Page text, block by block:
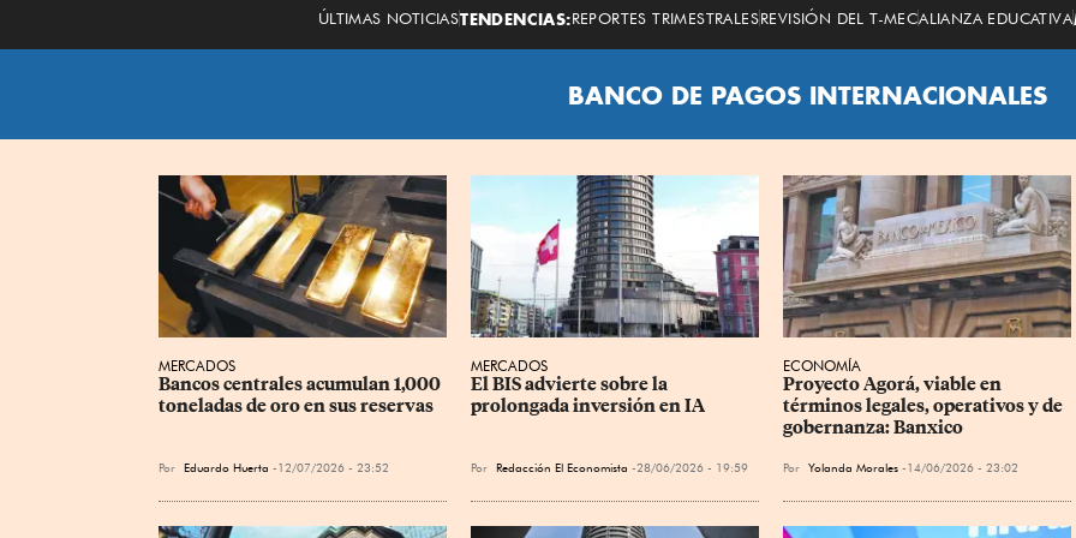
ÚLTIMAS NOTICIASTENDENCIAS:REPORTES TRIMESTRALESREVISIÓN DEL T-MECALIANZA EDUCATIVA
BANCO DE PAGOS INTERNACIONALES
MERCADOS
Bancos centrales acumulan 1,000
toneladas de oro en sus reservas
Por Eduardo Huerta 12/07/2026 - 23:52
MERCADOS
El BIS advierte sobre la
prolongada inversión en IA
Por Redacción El Economista 28/06/2026 - 19:59
ECONOMÍA
Proyecto Agorá, viable en
términos legales, operativos y de
gobernanza: Banxico
Por Yolanda Morales 14/06/2026 - 23:02